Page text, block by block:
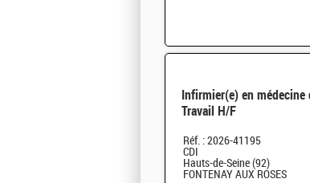
Infirmier(e) en médecine
Travail H/F
Réf. : 2026-41195
CDI
Hauts-de-Seine (92)
FONTENAY AUX ROSES